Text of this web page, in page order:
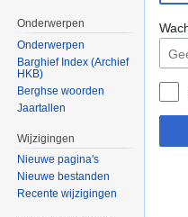
Onderwerpen
Onderwerpen
Barghief Index (Archief
HKB)
Berghse woorden
Jaartallen
Wijzigingen
Nieuwe pagina's
Nieuwe bestanden
Recente wijzigingen